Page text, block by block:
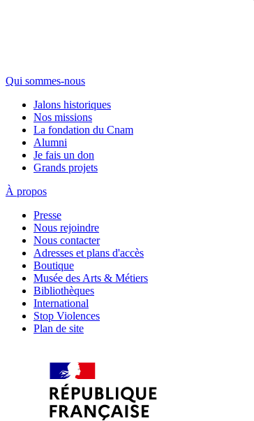
Qui sommes-nous
Jalons historiques
Nos missions
La fondation du Cnam
Alumni
Je fais un don
Grands projets
À propos
Presse
Nous rejoindre
Nous contacter
Adresses et plans d'accès
Boutique
Musée des Arts & Métiers
Bibliothèques
International
Stop Violences
Plan de site